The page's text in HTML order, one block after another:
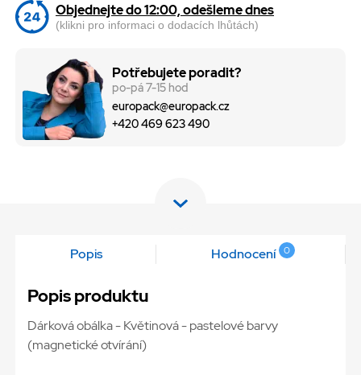
Objednejte do 12:00, odešleme dnes
(klikni pro informaci o dodacích lhůtách)
Potřebujete poradit?
po-pá 7-15 hod
europack@europack.cz
+420 469 623 490
Popis Hodnocení 0
Popis produktu
Dárková obálka - Květinová - pastelové barvy
(magnetické otvírání)